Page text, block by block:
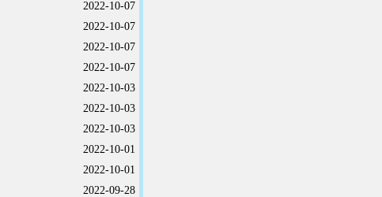
2022-10-07
2022-10-07
2022-10-07
2022-10-07
2022-10-03
2022-10-03
2022-10-03
2022-10-01
2022-10-01
2022-09-28